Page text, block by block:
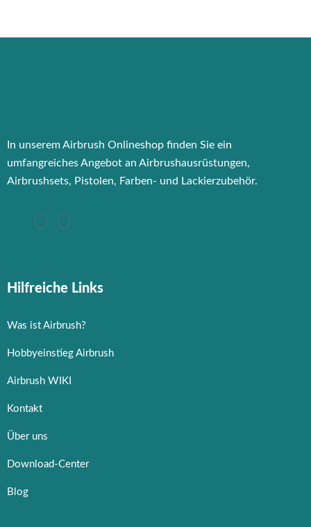
In unserem Airbrush Onlineshop finden Sie ein
umfangreiches Angebot an Airbrushausrüstungen,
Airbrushsets, Pistolen, Farben- und Lackierzubehör.
Hilfreiche Links
Was ist Airbrush?
Hobbyeinstieg Airbrush
Airbrush WIKI
Kontakt
Über uns
Download-Center
Blog